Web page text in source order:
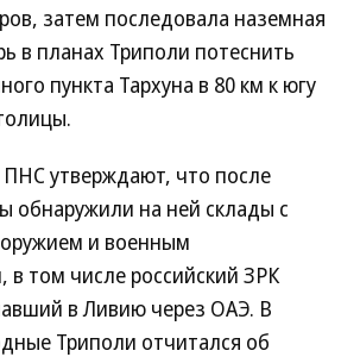
затем последовала наземная
в планах Триполи потеснить
пункта Тархуна в 80 км к югу
утверждают, что после
обнаружили на ней склады с
и военным
в том числе российский ЗРК
в Ливию через ОАЭ. В
Триполи отчитался об